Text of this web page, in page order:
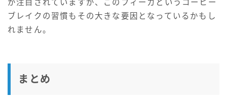
が注目されていますが、このフィーカというコーヒー
ブレイクの習慣もその大きな要因となっているかもし
れません。
まとめ